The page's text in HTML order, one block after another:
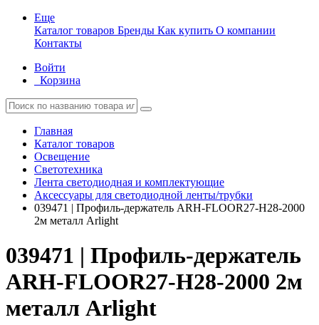
Еще
Каталог товаров Бренды Как купить О компании
Контакты
Войти
Корзина
Главная
Каталог товаров
Освещение
Светотехника
Лента светодиодная и комплектующие
Аксессуары для светодиодной ленты/трубки
039471 | Профиль-держатель ARH-FLOOR27-H28-2000
2м металл Arlight
039471 | Профиль-держатель
ARH-FLOOR27-H28-2000 2м
металл Arlight